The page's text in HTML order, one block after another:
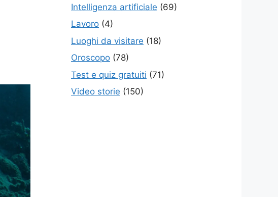
Intelligenza artificiale (69)
Lavoro (4)
Luoghi da visitare (18)
Oroscopo (78)
Test e quiz gratuiti (71)
Video storie (150)